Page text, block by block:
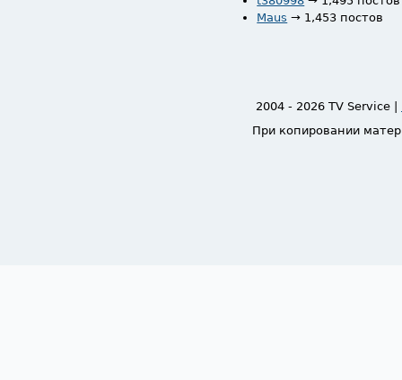
Maus → 1,453 постов
2004 - 2026 TV Service |
При копировании